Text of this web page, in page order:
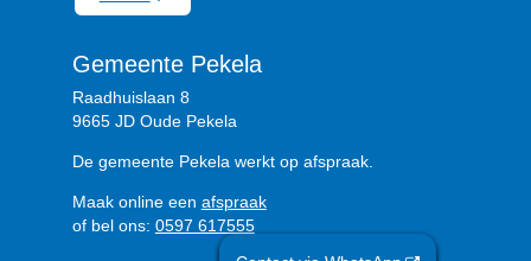
Gemeente Pekela
Raadhuislaan 8
9665 JD Oude Pekela
De gemeente Pekela werkt op afspraak.
Maak online een afspraak
of bel ons: 0597 617555